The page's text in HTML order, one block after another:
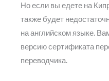
Но если вы едете на
также будет
на английском языке.
версию сертификата
переводчика.